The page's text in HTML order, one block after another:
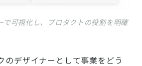
で可視化し、プロダクトの役割を明確
のデザイナーとして事業をどう